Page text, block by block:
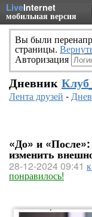
LiveInternet
мобильная версия
Вы были
страницы.
Авторизация
Дневник
Лента друзей -
«До» и
изменить
28-12-2024 09:41
понравилось!